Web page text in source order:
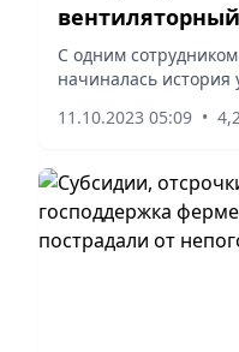
С одним
начиналась история
11.10.2023 05:09 •